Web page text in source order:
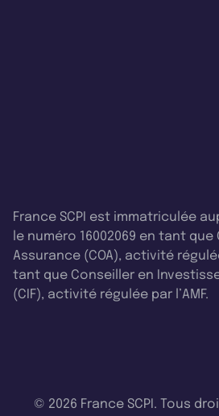
France SCPI est immatriculée
le numéro 16002069 en tant
Assurance (COA), activité
tant que Conseiller en
(CIF), activité régulée par l’AMF.
© 2026 France SCPI. Tous